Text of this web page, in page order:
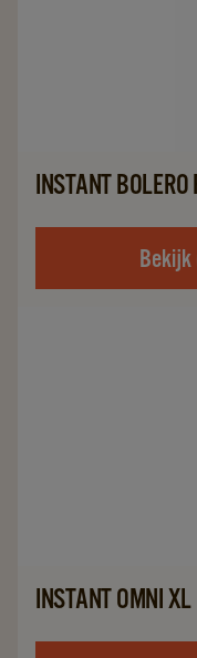
INSTANT BOLERO
INSTANT OMNI XL